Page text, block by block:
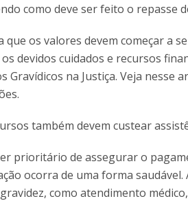
como deve ser feito o repasse
que os valores devem começar a
devidos cuidados e recursos
Gravídicos na Justiça. Veja
também devem custear
prioritário de assegurar o
ocorra de uma forma
como atendimento